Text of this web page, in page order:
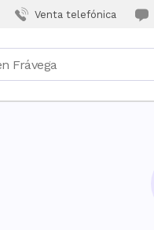
Venta telefónica